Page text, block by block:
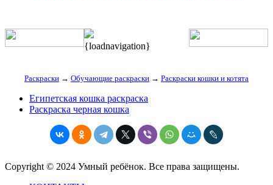
{loadnavigation}
Раскраски → Обучающие раскраски → Раскраски кошки и котята
Египетская кошка раскраска
Раскраска черная кошка
Copyright © 2024 Умный ребёнок. Все права защищены.